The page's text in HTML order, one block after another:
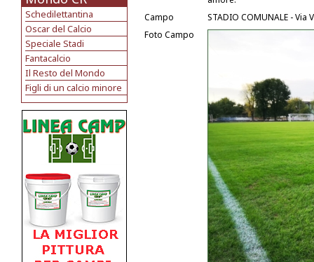
Schedilettantina
Oscar del Calcio
Speciale Stadi
Fantacalcio
Il Resto del Mondo
Figli di un calcio minore
Campo
STADIO COMUNALE - Via
Foto Campo